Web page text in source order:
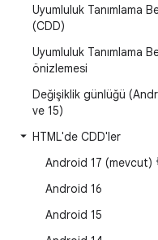
Uyumluluk Tanımlama
(CDD)
Uyumluluk Tanımlama
önizlemesi
Değişiklik günlüğü
ve 15)
HTML'de CDD'ler
Android 17 (mevcut)
Android 16
Android 15